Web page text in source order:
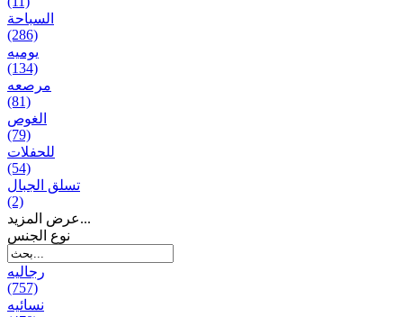
السباحة
(286)
يومیه
(134)
مرصعه
(81)
الغوص
(79)
للحفلات
(54)
تسلق الجبال
(2)
عرض المزيد...
نوع الجنس
رجالیه
(757)
نسائیه